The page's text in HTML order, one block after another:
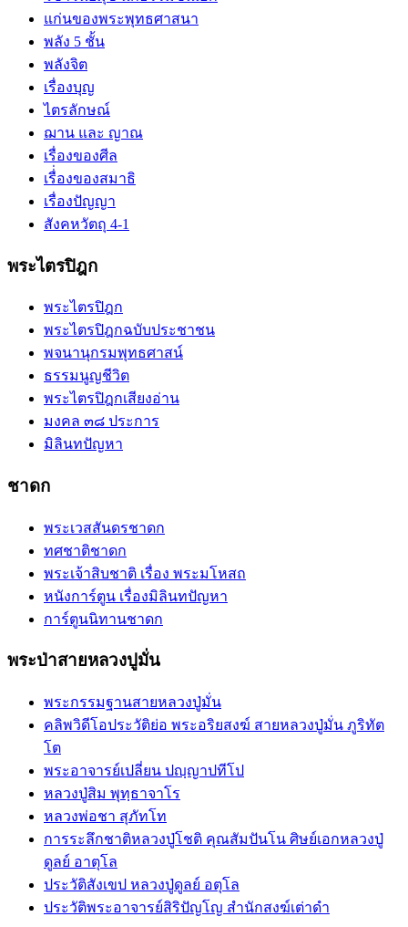
แก่นของพระพุทธศาสนา
พลัง 5 ชั้น
พลังจิต
เรื่องบุญ
ไตรลักษณ์
ฌาน และ ญาณ
เรื่องของศีล
เรื่่องของสมาธิ
เรื่องปัญญา
สังคหวัตถุ 4-1
พระไตรปิฎก
พระไตรปิฎก
พระไตรปิฎกฉบับประชาชน
พจนานุกรมพุทธศาสน์
ธรรมนูญชีวิต
พระไตรปิฎกเสียงอ่าน
มงคล ๓๘ ประการ
มิลินทปัญหา
ชาดก
พระเวสสันดรชาดก
ทศชาติชาดก
พระเจ้าสิบชาติ เรื่อง พระมโหสถ
หนังการ์ตูน เรื่องมิลินทปัญหา
การ์ตูนนิทานชาดก
พระป่าสายหลวงปูมั่น
พระกรรมฐานสายหลวงปู่มั่น
คลิพวิดีโอประวัติย่อ พระอริยสงฆ์ สายหลวงปู่มั่น ภูริทัต
โต
พระอาจารย์เปลี่ยน ปญฺญาปทีโป
หลวงปู่สิม พุทฺธาจาโร
หลวงพ่อชา สุภัทโท
การระลึกชาติหลวงปู่โชติ คุณสัมปันโน ศิษย์เอกหลวงปู่
ดูลย์ อาตุโล
ประวัติสังเขป หลวงปู่ดูลย์ อตุโล
ประวัติ​พระ​อาจารย์​สิริ​ปัญโญ​ สำนัก​สงฆ์​เต่าดำ​